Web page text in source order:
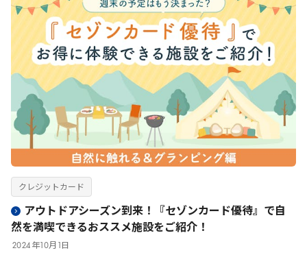
アウトドアシーズン到来！『セゾンカード優待』で自
然を満喫できるおススメ施設をご紹介！
2024 年 10月 日
クレジットカード